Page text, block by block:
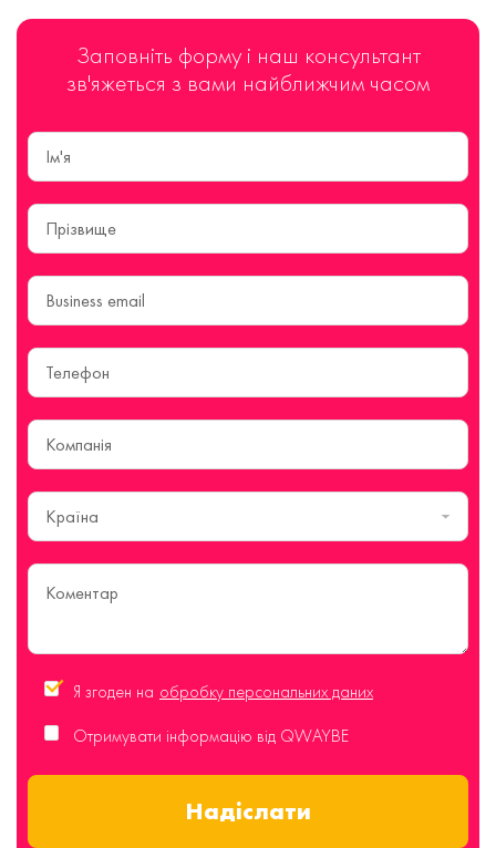
Заповніть форму і наш консультант
зв'яжеться з вами найближчим часом
Країна
Я згоден на обробку персональних даних
Отримувати інформацію від QWAYBE
Надіслати